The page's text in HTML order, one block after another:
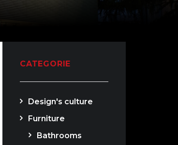
CATEGORIE
Design's culture
Furniture
Bathrooms